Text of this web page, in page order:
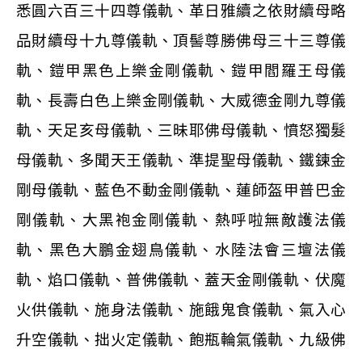
悉圓六百三十四尊儀軌、革日雅續之依財續母略
品財續母十九尊儀軌、頂髻尊勝佛母三十三尊儀
軌、鎧甲黑色上樂金剛儀軌、鎧甲閻羅王母儀
軌、長壽白色上樂金剛儀軌、大威德金剛九尊儀
軌、天足亥母儀軌、三昧耶佛母儀軌、憤怒獨髮
母儀軌、多聞天王儀軌、準提聖母儀軌、鐵鍊金
剛母儀軌、藍色不動金剛儀軌、蓮師盔甲普巴金
剛儀軌、大黑袍金剛儀軌、熱呼啦無敵護法儀
軌、黑色大鵬金翅鳥儀軌、水陸法會三壇法儀
軌、焰口儀軌、普佛儀軌、蓋天金剛儀軌、伏魔
火供儀軌、施身法儀軌、施餓鬼食儀軌、氣入心
升空儀軌、拙火定儀軌、飽瓶輪氣儀軌、九級佛